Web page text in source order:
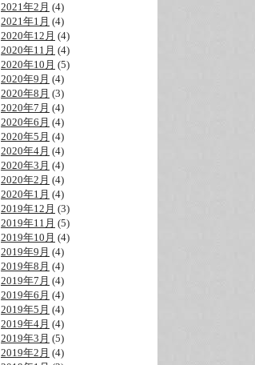
2021年2月 (4)
2021年1月 (4)
2020年12月 (4)
2020年11月 (4)
2020年10月 (5)
2020年9月 (4)
2020年8月 (3)
2020年7月 (4)
2020年6月 (4)
2020年5月 (4)
2020年4月 (4)
2020年3月 (4)
2020年2月 (4)
2020年1月 (4)
2019年12月 (3)
2019年11月 (5)
2019年10月 (4)
2019年9月 (4)
2019年8月 (4)
2019年7月 (4)
2019年6月 (4)
2019年5月 (4)
2019年4月 (4)
2019年3月 (5)
2019年2月 (4)